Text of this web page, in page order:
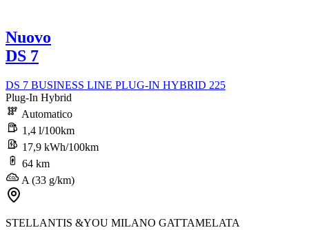
Nuovo
DS 7
DS 7 BUSINESS LINE PLUG-IN HYBRID 225
Plug-In Hybrid
Automatico
1,4 l/100km
17,9 kWh/100km
64 km
A (33 g/km)
STELLANTIS &YOU MILANO GATTAMELATA